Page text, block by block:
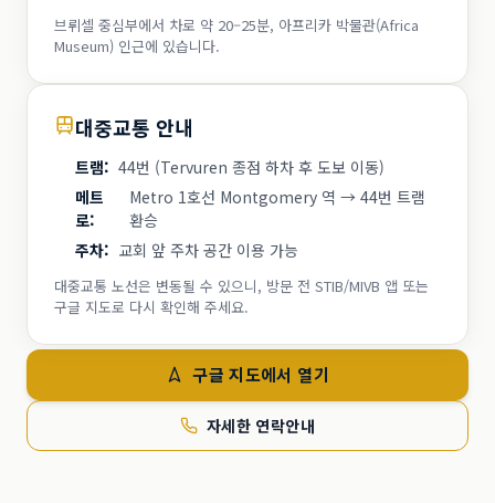
브뤼셀 중심부에서 차로 약 20–25분, 아프리카 박물관(Africa
Museum) 인근에 있습니다.
대중교통 안내
트램: 44번 (Tervuren 종점 하차 후 도보 이동)
메트
로:
Metro 1호선 Montgomery 역 → 44번 트램
환승
주차: 교회 앞 주차 공간 이용 가능
대중교통 노선은 변동될 수 있으니, 방문 전 STIB/MIVB 앱 또는
구글 지도로 다시 확인해 주세요.
구글 지도에서 열기
자세한 연락안내